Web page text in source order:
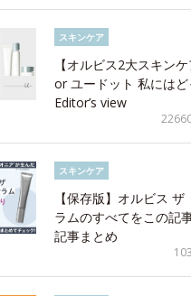
スキンケア
【オルビス2大スキン
or ユードット 私にはど
Editor’s view
スキンケア
【保存版】オルビス ザ
ラムのすべてをこの記
記事まとめ